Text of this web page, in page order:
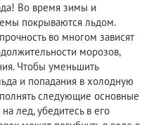
Во время зимы и
покрываются льдом.
во многом зависят
морозов,
Чтобы уменьшить
и попадания в холодную
следующие основные
лед, убедитесь в его